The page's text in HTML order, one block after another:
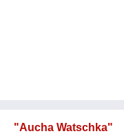
"Aucha Watschka"